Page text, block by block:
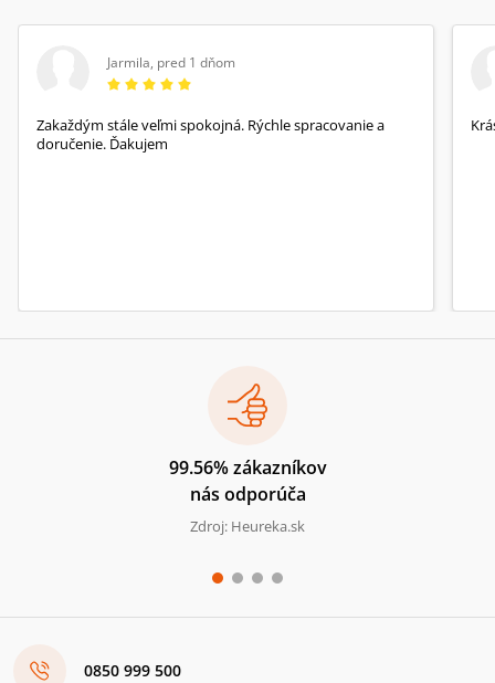
Jarmila, pred 1 dňom
Zakaždým stále veľmi spokojná. Rýchle spracovanie a
doručenie. Ďakujem
99.56% zákazníkov
nás odporúča
Zdroj: Heureka.sk
0850 999 500